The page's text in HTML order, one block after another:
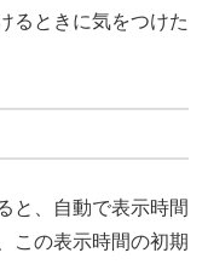
るときに気をつけた
と、自動で表示時間
この表示時間の初期